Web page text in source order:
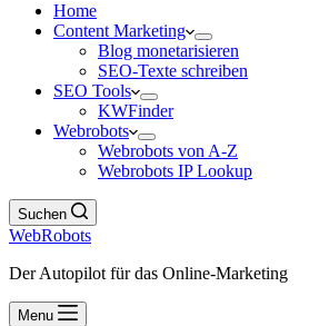
Home
Content Marketing
Blog monetarisieren
SEO-Texte schreiben
SEO Tools
KWFinder
Webrobots
Webrobots von A-Z
Webrobots IP Lookup
Suchen
WebRobots
Der Autopilot für das Online-Marketing
Menu